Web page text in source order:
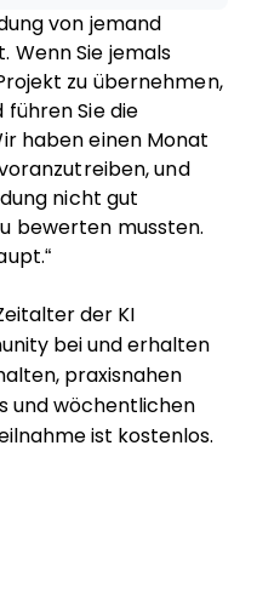
von jemand
Wenn Sie jemals
zu übernehmen,
führen Sie die
haben einen Monat
und
nicht gut
bewerten mussten.
der KI
bei und erhalten
praxisnahen
und wöchentlichen
ist kostenlos.